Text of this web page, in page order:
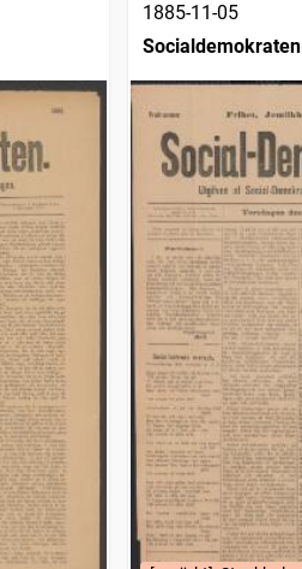
1885-11-05
Socialdemokraten